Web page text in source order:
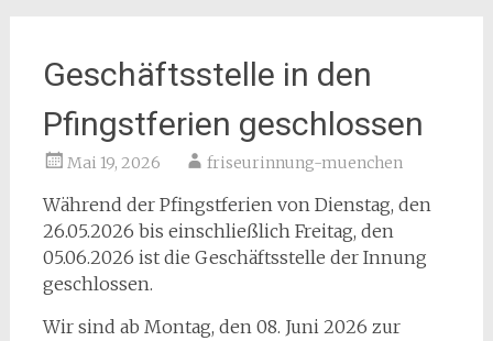
Geschäftsstelle in den
Pfingstferien geschlossen
Mai 19, 2026 friseurinnung-muenchen
Während der Pfingstferien von Dienstag, den
26.05.2026 bis einschließlich Freitag, den
05.06.2026 ist die Geschäftsstelle der Innung
geschlossen.
Wir sind ab Montag, den 08. Juni 2026 zur